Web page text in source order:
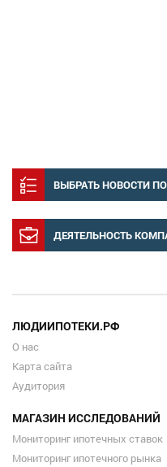
ВЫБРАТЬ НОВОСТИ
ДЕЯТЕЛЬНОСТЬ
ЛЮДИИПОТЕКИ.РФ
О нас
Карта сайта
Аудитория
МАГАЗИН ИССЛЕДОВАНИЙ
Мониторинг ипотечных ставок
Мониторинг ипотечного рынка